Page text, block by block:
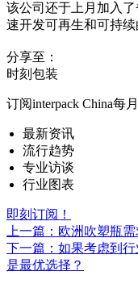
该公司还于上月加入
速开发可再生和可持续
分享至：
时刻包装
订阅interpack China每
最新资讯
流行趋势
专业访谈
行业图表
即刻订阅！
上一篇：欧洲吹塑瓶
下一篇：如果考虑到
是最优选择？